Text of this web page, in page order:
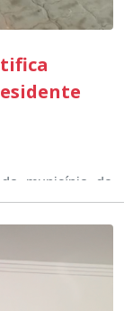
município de
fim de semana,
indícios de
central de
Civil Municipal,
comprovada,
bem